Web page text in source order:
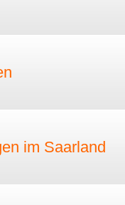
im Saarland